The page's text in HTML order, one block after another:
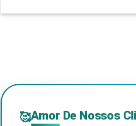
🥰Amor De Nossos